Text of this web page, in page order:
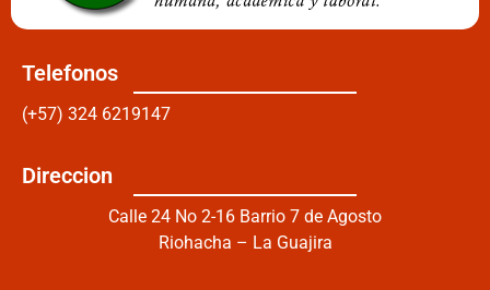
Telefonos
(+57) 324 6219147
Direccion
Calle 24 No 2-16 Barrio 7 de Agosto
Riohacha – La Guajira